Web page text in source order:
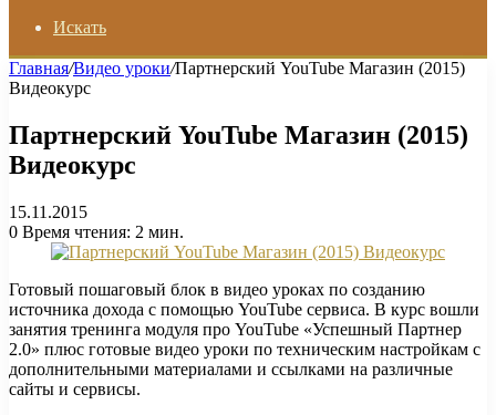
Искать
Главная/Видео уроки/Партнерский YouTube Магазин (2015)
Видеокурс
Партнерский YouTube Магазин (2015)
Видеокурс
15.11.2015
0 Время чтения: 2 мин.
Готовый пошаговый блок в видео уроках по созданию
источника дохода с помощью YouTube сервиса. В курс вошли
занятия тренинга модуля про YouTube «Успешный Партнер
2.0» плюс готовые видео уроки по техническим настройкам с
дополнительными материалами и ссылками на различные
сайты и сервисы.